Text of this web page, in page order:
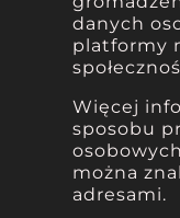
danych
platformy
Więcej
sposobu
można
adresami.